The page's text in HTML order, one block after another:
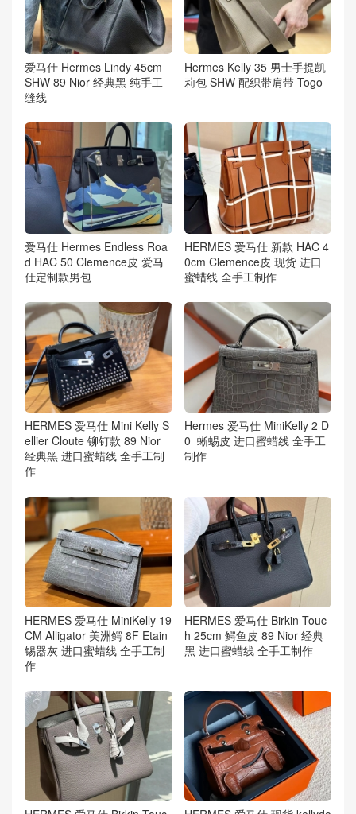
爱马仕 Hermes Lindy 45cm
SHW 89 Nior 经典黑 纯手工
缝线
Hermes Kelly 35 男士手提凯
莉包 SHW 配织带肩带 Togo
爱马仕 Hermes Endless Roa
d HAC 50 Clemence皮 爱马
仕定制款男包
HERMES 爱马仕 新款 HAC 4
0cm Clemence皮 现货 进口
蜜蜡线 全手工制作
HERMES 爱马仕 Mini Kelly S
ellier Cloute 铆钉款 89 Nior
经典黑 进口蜜蜡线 全手工制
作
Hermes 爱马仕 MiniKelly 2 D
0 蜥蜴皮 进口蜜蜡线 全手工
制作
HERMES 爱马仕 MiniKelly 19
CM Alligator 美洲鳄 8F Etain
锡器灰 进口蜜蜡线 全手工制
作
HERMES 爱马仕 Birkin Touc
h 25cm 鳄鱼皮 89 Nior 经典
黑 进口蜜蜡线 全手工制作